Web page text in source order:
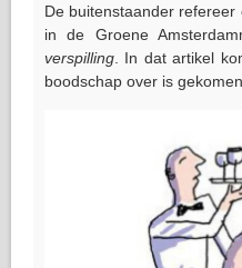
De buitenstaander
in de Groene
verspilling. In dat artikel
boodschap over is